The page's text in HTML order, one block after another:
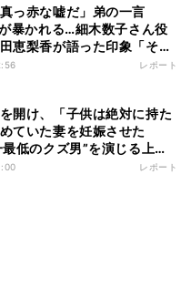
舞台挨拶
真っ赤な嘘だ」弟の一言
暴かれる…細木数子さん役
恵梨香が語った印象「そこ
だったのかなというふうに
』配信記念PARTY
レポート
開け、「子供は絶対に持た
ていた妻を妊娠させた
低のクズ男”を演じる上で
切にしていることとは ド
レポート